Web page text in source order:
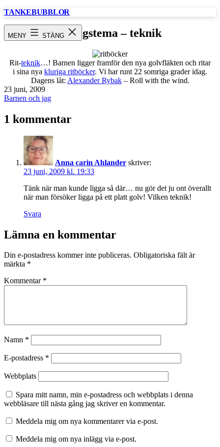
Hoppa
TANKEBUBBLOR
MENY STÄNGtisdagstema – teknik
Rit-teknik…! Barnen ligger framför den nya golvfläkten och ritar
i sina nya kluriga ritböcker. Vi har runt 22 somriga grader idag.
Dagens låt: Alexander Rybak– Roll with the wind.
Publicerat
den
23 juni, 2009
Kategoriserat
Barnen och jag
1 kommentar
Anna carin Ahlander skriver:
23 juni, 2009 kl. 19:33
Tänk när man kunde ligga så där… nu gör det ju ont överallt
när man försöker ligga på ett platt golv! Vilken teknik!
Svara
Lämna en kommentar
Din e-postadress kommer inte publiceras. Obligatoriska fält är
märkta *
Kommentar *
Namn *
E-postadress *
Webbplats
Spara mitt namn, min e-postadress och webbplats i denna
webbläsare till nästa gång jag skriver en kommentar.
Meddela mig om nya kommentarer via e-post.
Meddela mig om nya inlägg via e-post.